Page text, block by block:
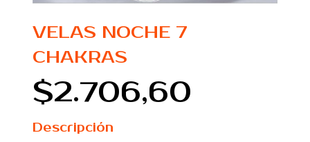
VELAS NOCHE 7
CHAKRAS
$2.706,60
Descripción